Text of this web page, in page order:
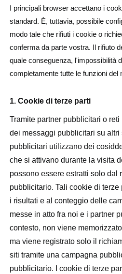
PUNTI VENDITA
I principali browser accettano i
standard. È, tuttavia, possibile
modo tale che rifiuti i cookie o
conferma da parte vostra. Il rifiuto
quale conseguenza, l'impossibilità
completamente tutte le funzioni del
1. Cookie di terze parti
Tramite partner pubblicitari o
dei messaggi pubblicitari su altri
pubblicitari utilizzano dei
che si attivano durante la visita
possono essere estratti solo dal
pubblicitario. Tali cookie di
i risultati e al conteggio delle
messe in atto fra noi e i partner
contesto, non viene
ma viene registrato solo il
siti tramite una campagna
pubblicitario. I cookie di terze